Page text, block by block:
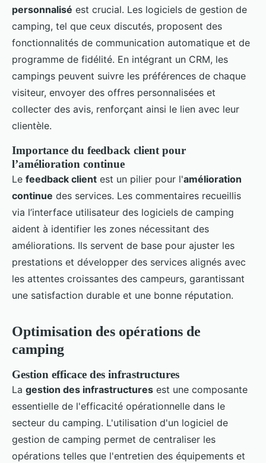
personnalisé est crucial. Les logiciels de gestion de
camping, tel que ceux discutés, proposent des
fonctionnalités de communication automatique et de
programme de fidélité. En intégrant un CRM, les
campings peuvent suivre les préférences de chaque
visiteur, envoyer des offres personnalisées et
collecter des avis, renforçant ainsi le lien avec leur
clientèle.
Importance du feedback client pour
l’amélioration continue
Le feedback client est un pilier pour l'amélioration
continue des services. Les commentaires recueillis
via l’interface utilisateur des logiciels de camping
aident à identifier les zones nécessitant des
améliorations. Ils servent de base pour ajuster les
prestations et développer des services alignés avec
les attentes croissantes des campeurs, garantissant
une satisfaction durable et une bonne réputation.
Optimisation des opérations de
camping
Gestion efficace des infrastructures
La gestion des infrastructures est une composante
essentielle de l'efficacité opérationnelle dans le
secteur du camping. L'utilisation d'un logiciel de
gestion de camping permet de centraliser les
opérations telles que l'entretien des équipements et